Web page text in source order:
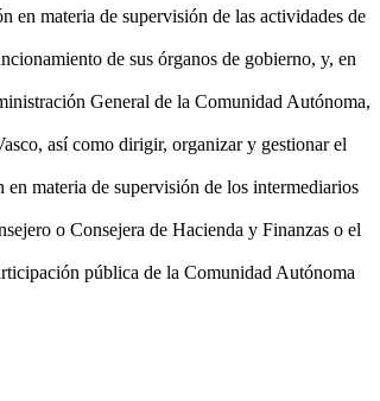
en materia de supervisión de las actividades de
de sus órganos de gobierno, y, en
General de la Comunidad Autónoma,
así como dirigir, organizar y gestionar el
materia de supervisión de los intermediarios
o Consejera de Hacienda y Finanzas o el
pública de la Comunidad Autónoma